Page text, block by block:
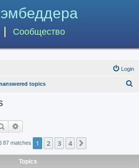
Сообщество
Login
topics
Search
87 matches 1 2 3 4
Topics